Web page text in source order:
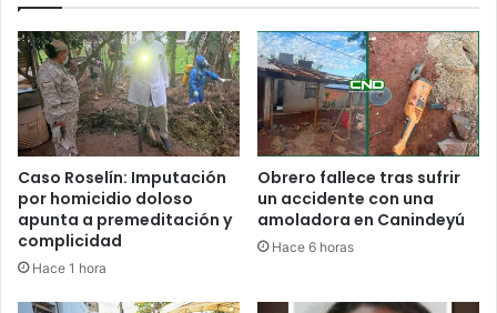
Caso Roselín: Imputación
por homicidio doloso
apunta a premeditación y
complicidad
Hace 1 hora
Obrero fallece tras sufrir
un accidente con una
amoladora en Canindeyú
Hace 6 horas